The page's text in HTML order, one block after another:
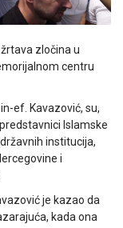
zločina u
centru
ef. Kavazović, su,
Islamske
institucija,
i
je kazao da
kada ona